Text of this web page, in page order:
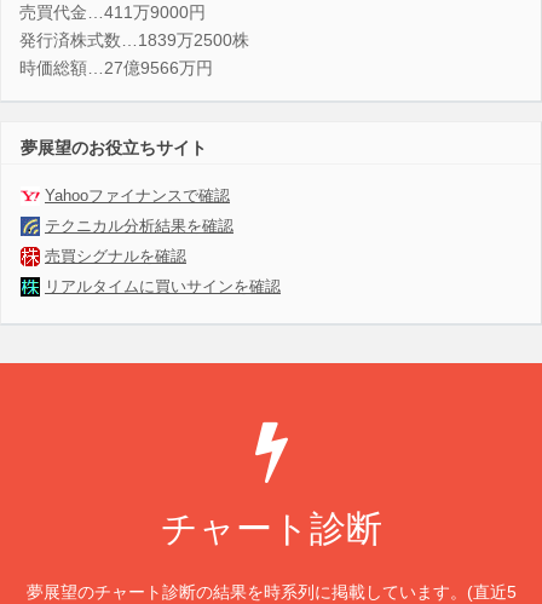
売買代金…411万9000円
発行済株式数…1839万2500株
時価総額…27億9566万円
夢展望のお役立ちサイト
Yahooファイナンスで確認
テクニカル分析結果を確認
売買シグナルを確認
リアルタイムに買いサインを確認
チャート診断
夢展望のチャート診断の結果を時系列に掲載しています。(直近5